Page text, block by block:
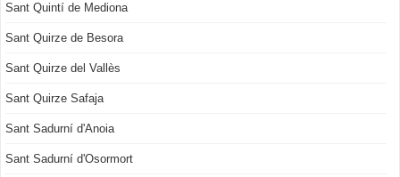
Sant Quintí de Mediona
Sant Quirze de Besora
Sant Quirze del Vallès
Sant Quirze Safaja
Sant Sadurní d'Anoia
Sant Sadurní d'Osormort